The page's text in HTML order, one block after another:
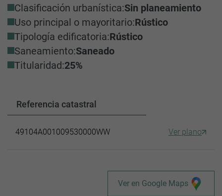
Clasificación urbanística:Sin planeamiento
Uso principal o mayoritario:Rústico
Tipología edificatoria:Rústico
Saneamiento:Saneado
Titularidad:25%
Referencia catastral
49104A001009530000WW Ver plano
Ver en Google Maps